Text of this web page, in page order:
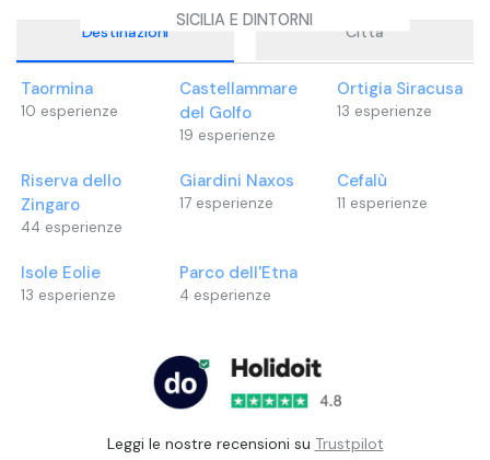
SICILIA E DINTORNI
Destinazioni Città
Taormina
10 esperienze
Castellammare
del Golfo
19 esperienze
Ortigia Siracusa
13 esperienze
Riserva dello
Zingaro
44 esperienze
Giardini Naxos
17 esperienze
Cefalù
11 esperienze
Isole Eolie
13 esperienze
Parco dell'Etna
4 esperienze
Leggi le nostre recensioni su Trustpilot